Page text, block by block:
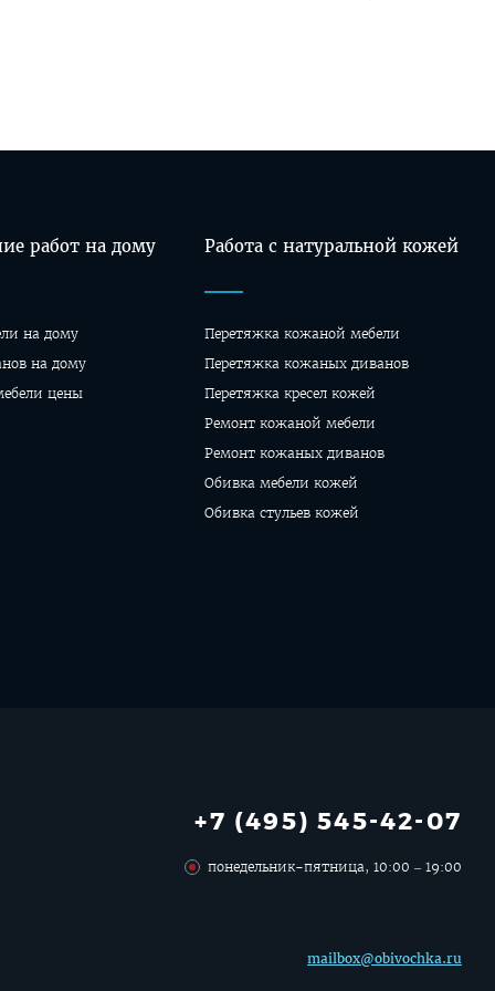
работ на дому
на дому
на дому
цены
Работа с натуральной кожей
Перетяжка кожаной мебели
Перетяжка кожаных диванов
Перетяжка кресел кожей
Ремонт кожаной мебели
Ремонт кожаных диванов
Обивка мебели кожей
Обивка стульев кожей
+7 (495) 545-42-07
понедельник-пятница, 10:00 – 19:00
mailbox@obivochka.ru